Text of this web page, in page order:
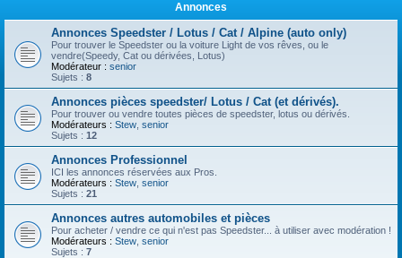
Annonces
Annonces Speedster / Lotus / Cat / Alpine (auto only)
Pour trouver le Speedster ou la voiture Light de vos rêves, ou le
vendre(Speedy, Cat ou dérivées, Lotus)
Modérateur : senior
Sujets : 8
Annonces pièces speedster/ Lotus / Cat (et dérivés).
Pour trouver ou vendre toutes pièces de speedster, lotus ou dérivés.
Modérateurs : Stew senior
Sujets : 12
Annonces Professionnel
ICI les annonces réservées aux Pros.
Modérateurs : Stew senior
Sujets : 21
Annonces autres automobiles et pièces
Pour acheter / vendre ce qui n'est pas Speedster... à utiliser avec modération !
Modérateurs : Stew senior
Sujets : 7